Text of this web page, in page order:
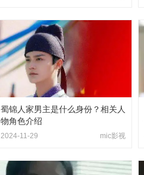
蜀锦人家男主是什么身份？相关人
物角色介绍
2024-11-29 mic影视